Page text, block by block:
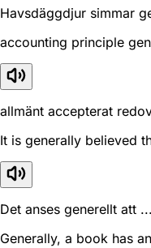
Havsdäggdjur simmar
accounting principle
allmänt accepterat
It is generally believed
Det anses generellt att ...
Generally, a book has